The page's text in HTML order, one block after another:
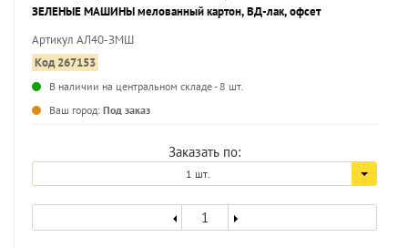
ЗЕЛЕНЫЕ МАШИНЫ мелованный картон, ВД-лак, офсет
Артикул АЛ40-ЗМШ
Код 267153
В наличии на центральном складе - 8 шт.
Ваш город: Под заказ
Заказать по:
1 шт.